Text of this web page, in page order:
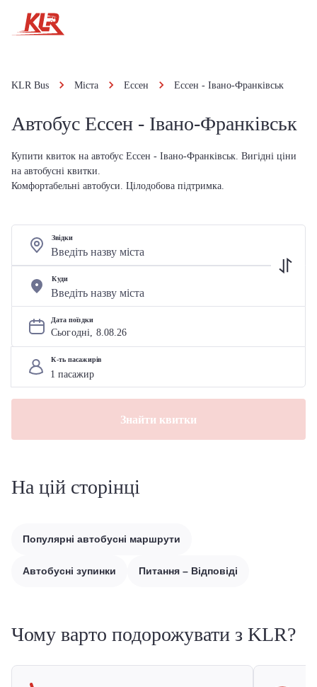
KLR Bus Міста Ессен Ессен - Івано-Франківськ
Автобус Ессен - Івано-Франківськ
Купити квиток на автобус Ессен - Івано-Франківськ. Вигідні ціни
на автобусні квитки.
Комфортабельні автобуси. Цілодобова підтримка.
Звідки
Куди
Дата поїздки
Сьогодні, 8.08.26
К-ть пасажирів
Знайти квитки
На цій сторінці
Популярні автобусні маршрути
Автобусні зупинки Питання – Відповіді
Чому варто подорожувати з KLR?